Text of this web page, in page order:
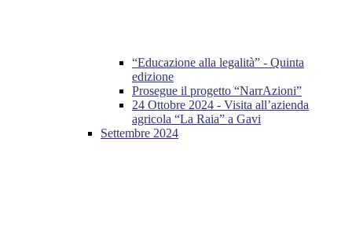
“Educazione alla legalità” - Quinta
edizione
Prosegue il progetto “NarrAzioni”
24 Ottobre 2024 - Visita all’azienda
agricola “La Raia” a Gavi
Settembre 2024